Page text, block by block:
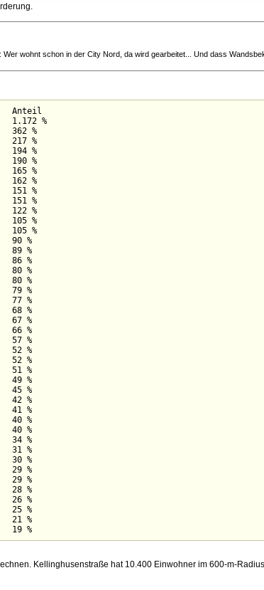
wohnt schon in der City Nord, da wird gearbeitet... Und dass
U2 Joachim-M.-S	6.700	1.300		19 %
Kellinghusenstraße hat 10.400 Einwohner im 600-m-